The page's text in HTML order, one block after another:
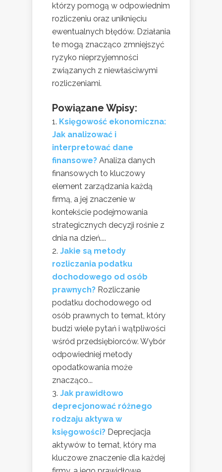
którzy pomogą w odpowiednim
rozliczeniu oraz uniknięciu
ewentualnych błędów. Działania
te mogą znacząco zmniejszyć
ryzyko nieprzyjemności
związanych z niewłaściwymi
rozliczeniami.
Powiązane Wpisy:
Księgowość ekonomiczna:
Jak analizować i
interpretować dane
finansowe? Analiza danych
finansowych to kluczowy
element zarządzania każdą
firmą, a jej znaczenie w
kontekście podejmowania
strategicznych decyzji rośnie z
dnia na dzień....
Jakie są metody
rozliczania podatku
dochodowego od osób
prawnych? Rozliczanie
podatku dochodowego od
osób prawnych to temat, który
budzi wiele pytań i wątpliwości
wśród przedsiębiorców. Wybór
odpowiedniej metody
opodatkowania może
znacząco...
Jak prawidłowo
deprecjonować różnego
rodzaju aktywa w
księgowości? Deprecjacja
aktywów to temat, który ma
kluczowe znaczenie dla każdej